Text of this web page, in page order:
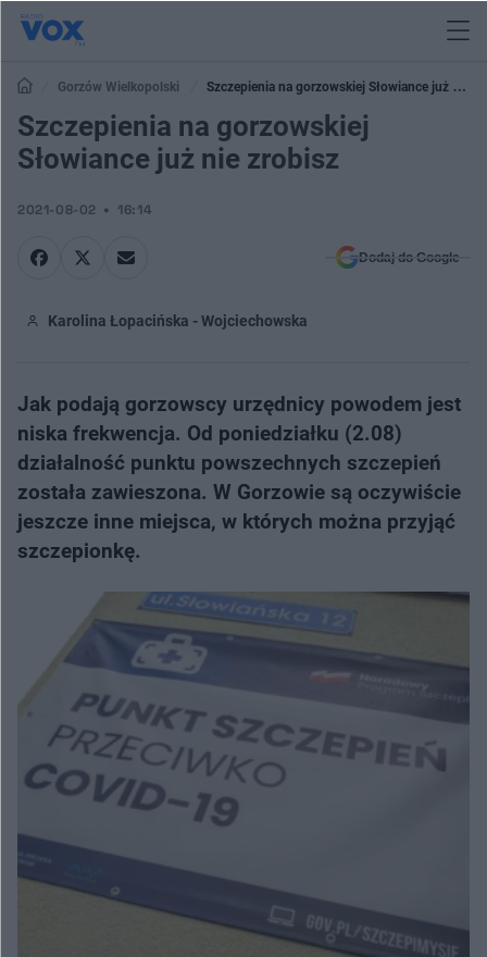
Gorzów Wielkopolski
Szczepienia na gorzowskiej Słowiance już nie
zrobisz
Szczepienia na gorzowskiej
Słowiance już nie zrobisz
2021-08-02 16:14
Dodaj do Google
Karolina Łopacińska - Wojciechowska
Jak podają gorzowscy urzędnicy powodem jest
niska frekwencja. Od poniedziałku (2.08)
działalność punktu powszechnych szczepień
została zawieszona. W Gorzowie są oczywiście
jeszcze inne miejsca, w których można przyjąć
szczepionkę.